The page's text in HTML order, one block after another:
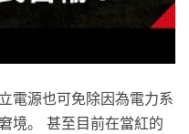
電源也可免除因為電力系
境。 甚至目前在當紅的